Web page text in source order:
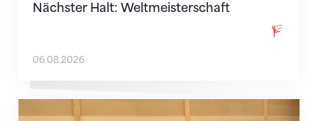
Nächster Halt: Weltmeisterschaft
06.08.2026
Mit klaren Zielen nach Zagreb